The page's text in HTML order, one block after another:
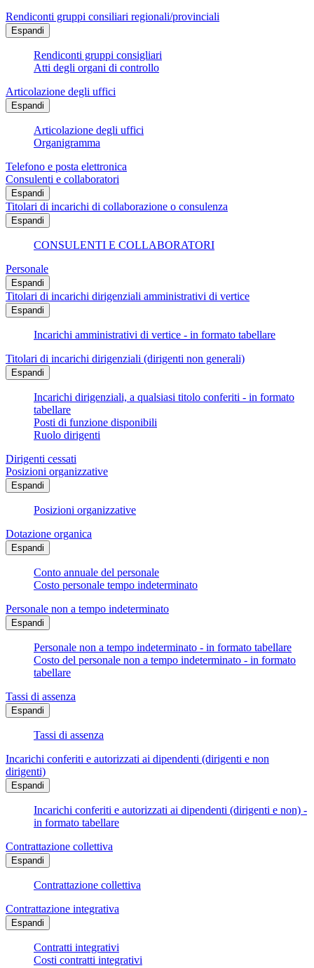
Rendiconti gruppi consiliari regionali/provinciali
Espandi
Rendiconti gruppi consigliari
Atti degli organi di controllo
Articolazione degli uffici
Espandi
Articolazione degli uffici
Organigramma
Telefono e posta elettronica
Consulenti e collaboratori
Espandi
Titolari di incarichi di collaborazione o consulenza
Espandi
CONSULENTI E COLLABORATORI
Personale
Espandi
Titolari di incarichi dirigenziali amministrativi di vertice
Espandi
Incarichi amministrativi di vertice - in formato tabellare
Titolari di incarichi dirigenziali (dirigenti non generali)
Espandi
Incarichi dirigenziali, a qualsiasi titolo conferiti - in formato
tabellare
Posti di funzione disponibili
Ruolo dirigenti
Dirigenti cessati
Posizioni organizzative
Espandi
Posizioni organizzative
Dotazione organica
Espandi
Conto annuale del personale
Costo personale tempo indeterminato
Personale non a tempo indeterminato
Espandi
Personale non a tempo indeterminato - in formato tabellare
Costo del personale non a tempo indeterminato - in formato
tabellare
Tassi di assenza
Espandi
Tassi di assenza
Incarichi conferiti e autorizzati ai dipendenti (dirigenti e non
dirigenti)
Espandi
Incarichi conferiti e autorizzati ai dipendenti (dirigenti e non) -
in formato tabellare
Contrattazione collettiva
Espandi
Contrattazione collettiva
Contrattazione integrativa
Espandi
Contratti integrativi
Costi contratti integrativi